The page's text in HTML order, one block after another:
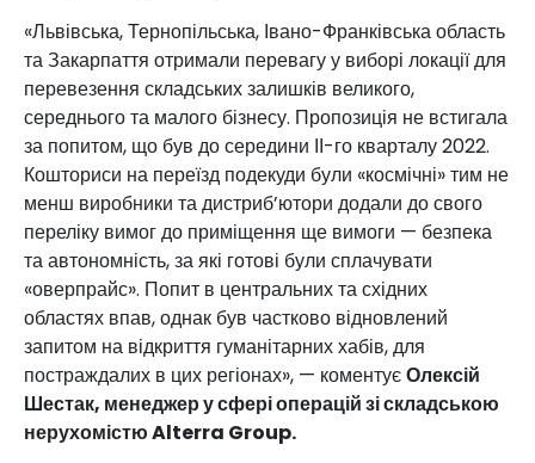
«Львівська, Тернопільська, Івано-Франківська область
та Закарпаття отримали перевагу у виборі локації для
перевезення складських залишків великого,
середнього та малого бізнесу. Пропозиція не встигала
за попитом, що був до середини ІІ-го кварталу 2022.
Кошториси на переїзд подекуди були «космічні» тим не
менш виробники та дистриб’ютори додали до свого
переліку вимог до приміщення ще вимоги — безпека
та автономність, за які готові були сплачувати
«оверпрайс». Попит в центральних та східних
областях впав, однак був частково відновлений
запитом на відкриття гуманітарних хабів, для
постраждалих в цих регіонах», — коментуєОлексій
Шестак, менеджер у сфері операцій зі складською
нерухомістю Alterra Group.